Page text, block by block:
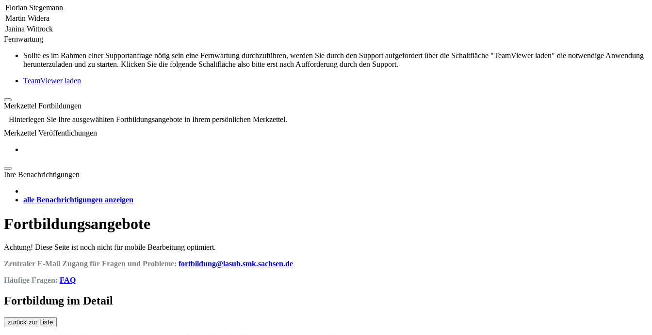
Florian Stegemann
Martin Widera
Janina Wittrock
Fernwartung
Sollte es im Rahmen einer Supportanfrage nötig sein eine Fernwartung durchzuführen, werden Sie durch den Support aufgefordert über die Schaltfläche "TeamViewer laden" die notwendige Anwendung
herunterzuladen und zu starten. Klicken Sie die folgende Schaltfläche also bitte erst nach Aufforderung durch den Support.
TeamViewer laden
Merkzettel Fortbildungen
Hinterlegen Sie Ihre ausgewählten Fortbildungsangebote in Ihrem persönlichen Merkzettel.
Merkzettel Veröffentlichungen
Ihre Benachrichtigungen
alle Benachrichtigungen anzeigen
Fortbildungsangebote
Achtung! Diese Seite ist noch nicht für mobile Bearbeitung optimiert.
Zentraler E-Mail Zugang für Fragen und Probleme: fortbildung@lasub.smk.sachsen.de
Häufige Fragen: FAQ
Fortbildung im Detail
zurück zur Liste